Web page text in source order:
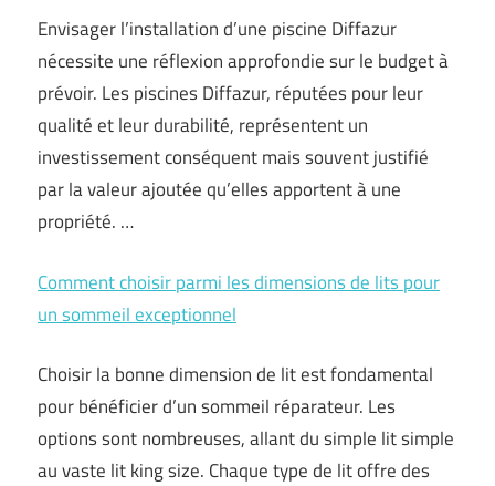
Envisager l’installation d’une piscine Diffazur
nécessite une réflexion approfondie sur le budget à
prévoir. Les piscines Diffazur, réputées pour leur
qualité et leur durabilité, représentent un
investissement conséquent mais souvent justifié
par la valeur ajoutée qu’elles apportent à une
propriété. …
Comment choisir parmi les dimensions de lits pour
un sommeil exceptionnel
Choisir la bonne dimension de lit est fondamental
pour bénéficier d’un sommeil réparateur. Les
options sont nombreuses, allant du simple lit simple
au vaste lit king size. Chaque type de lit offre des